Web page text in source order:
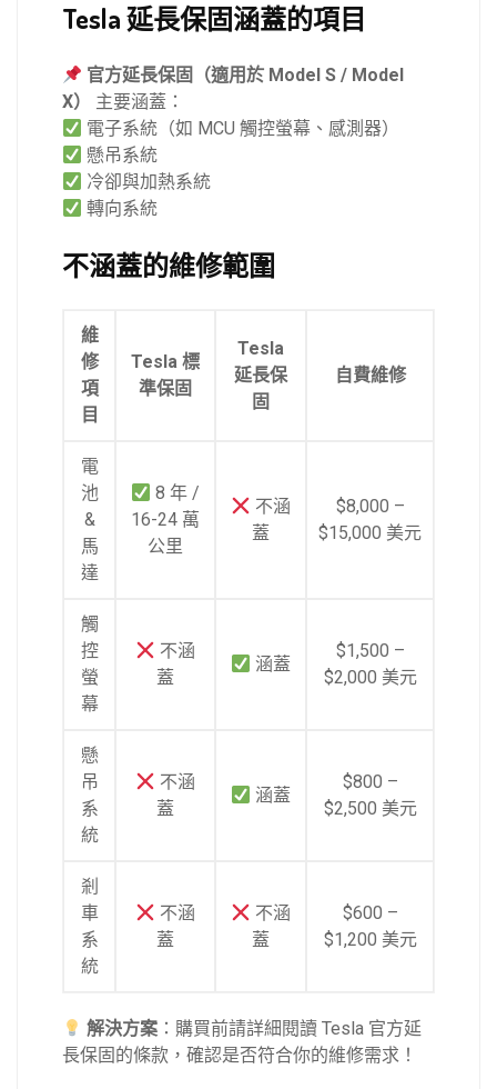
Tesla 延長保固涵蓋的項目
官方延長保固（適用於 Model S / Model
X）
主要涵蓋：
電子系統（如 MCU 觸控螢幕、感測器）
懸吊系統
冷卻與加熱系統
轉向系統
不涵蓋的維修範圍
維
修
項
目
Tesla 標
準保固
Tesla
延長保
固
自費維修
電
池
&
馬
達
8 年 /
16-24 萬
公里
不涵
蓋
$8,000 –
$15,000 美元
觸
控
螢
幕
不涵
蓋
涵蓋
$1,500 –
$2,000 美元
懸
吊
系
統
不涵
蓋
涵蓋
$800 –
$2,500 美元
剎
車
系
統
不涵
蓋
不涵
蓋
$600 –
$1,200 美元
解決方案 ：購買前請詳細閱讀 Tesla 官方延
長保固的條款，確認是否符合你的維修需求！